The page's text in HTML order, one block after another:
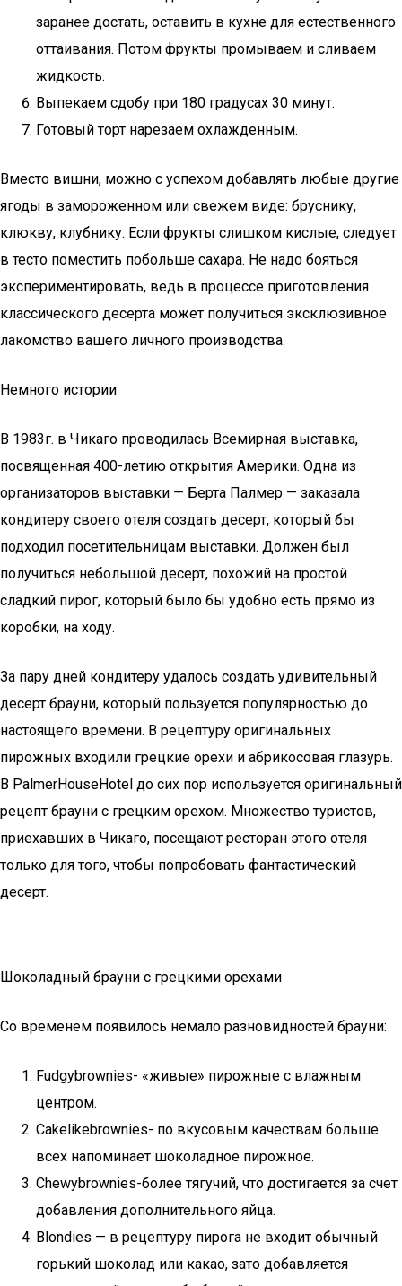
заранее достать, оставить в кухне для естественного
оттаивания. Потом фрукты промываем и сливаем
жидкость.
Выпекаем сдобу при 180 градусах 30 минут.
Готовый торт нарезаем охлажденным.
Вместо вишни, можно с успехом добавлять любые другие
ягоды в замороженном или свежем виде: бруснику,
клюкву, клубнику. Если фрукты слишком кислые, следует
в тесто поместить побольше сахара. Не надо бояться
экспериментировать, ведь в процессе приготовления
классического десерта может получиться эксклюзивное
лакомство вашего личного производства.
Немного истории
В 1983г. в Чикаго проводилась Всемирная выставка,
посвященная 400-летию открытия Америки. Одна из
организаторов выставки — Берта Палмер — заказала
кондитеру своего отеля создать десерт, который бы
подходил посетительницам выставки. Должен был
получиться небольшой десерт, похожий на простой
сладкий пирог, который было бы удобно есть прямо из
коробки, на ходу.
За пару дней кондитеру удалось создать удивительный
десерт брауни, который пользуется популярностью до
настоящего времени. В рецептуру оригинальных
пирожных входили грецкие орехи и абрикосовая глазурь.
В PalmerHouseHotel до сих пор используется оригинальный
рецепт брауни с грецким орехом. Множество туристов,
приехавших в Чикаго, посещают ресторан этого отеля
только для того, чтобы попробовать фантастический
десерт.
Шоколадный брауни с грецкими орехами
Со временем появилось немало разновидностей брауни:
Fudgybrownies- «живые» пирожные с влажным
центром.
Cakelikebrownies- по вкусовым качествам больше
всех напоминает шоколадное пирожное.
Chewybrownies-более тягучий, что достигается за счет
добавления дополнительного яйца.
Blondies — в рецептуру пирога не входит обычный
горький шоколад или какао, зато добавляется